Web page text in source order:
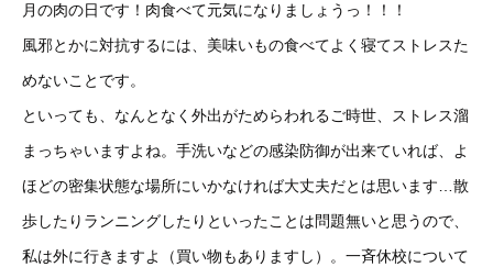
月の肉の日です！肉食べて元気になりましょうっ！！！
風邪とかに対抗するには、美味いもの食べてよく寝てストレスた
めないことです。
といっても、なんとなく外出がためらわれるご時世、ストレス溜
まっちゃいますよね。手洗いなどの感染防御が出来ていれば、よ
ほどの密集状態な場所にいかなければ大丈夫だとは思います…散
歩したりランニングしたりといったことは問題無いと思うので、
私は外に行きますよ（買い物もありますし）。一斉休校について